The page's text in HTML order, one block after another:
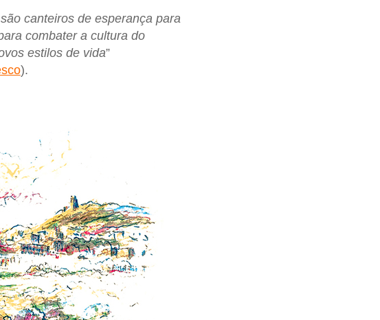
canteiros de esperança para
combater a cultura do
estilos de vida”
).